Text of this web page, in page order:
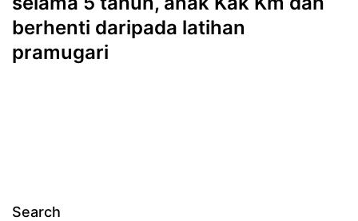
berhenti daripada latihan
pramugari
Search